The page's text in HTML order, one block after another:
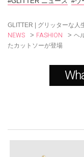
GLITTER | グリッターな人
NEWS > FASHION > ヘ
たカットソーが登場